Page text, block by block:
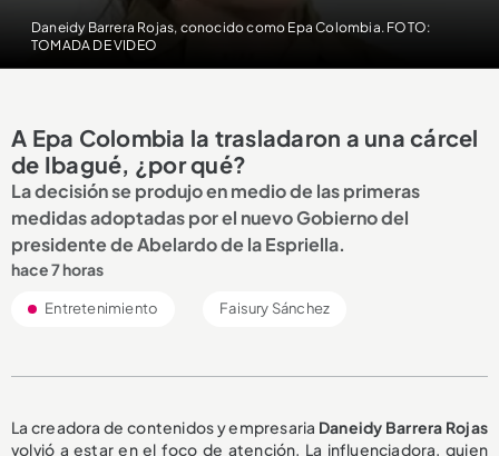
Daneidy Barrera Rojas, conocido como Epa Colombia. FOTO:
TOMADA DE VIDEO
A Epa Colombia la trasladaron a una cárcel
de Ibagué, ¿por qué?
La decisión se produjo en medio de las primeras
medidas adoptadas por el nuevo Gobierno del
presidente de Abelardo de la Espriella.
hace 7 horas
Entretenimiento Faisury Sánchez
La creadora de contenidos y empresaria Daneidy Barrera Rojas
volvió a estar en el foco de atención. La influenciadora, quien